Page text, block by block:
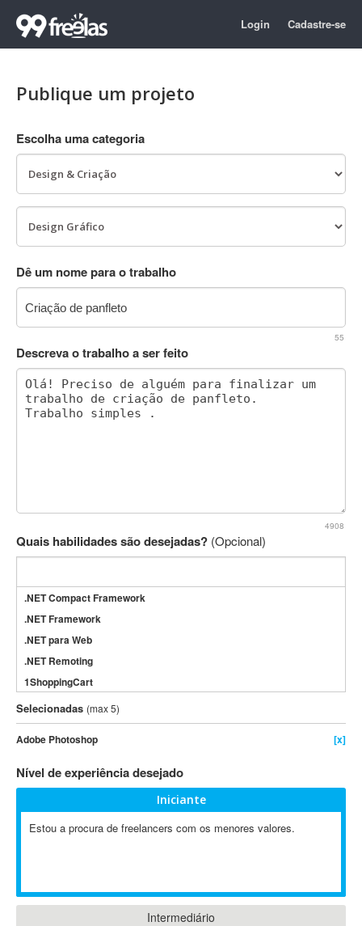
Login Cadastre-se
Publique um projeto
Escolha uma categoria
Dê um nome para o trabalho
55
Descreva o trabalho a ser feito
4908
Quais habilidades são desejadas? (Opcional)
.NET Compact Framework
.NET Framework
.NET para Web
.NET Remoting
1ShoppingCart
3DS Max
3GSM
4D Dimension
802.11
A&P
A2Billing
ABAP
Selecionadas (max 5)
Adobe Photoshop [x]
Nível de experiência desejado
Iniciante
Estou a procura de freelancers com os menores valores.
Intermediário